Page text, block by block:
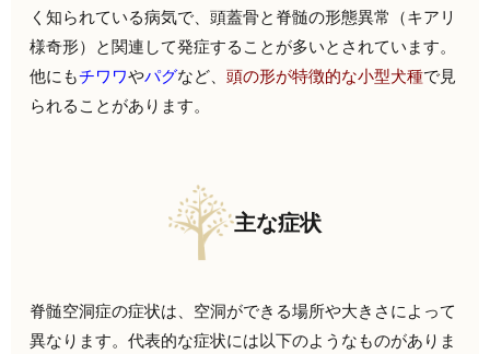
く知られている病気で、頭蓋骨と脊髄の形態異常（キアリ
様奇形）と関連して発症することが多いとされています。
他にもチワワやパグなど、頭の形が特徴的な小型犬種で見
られることがあります。
主な症状
脊髄空洞症の症状は、空洞ができる場所や大きさによって
異なります。代表的な症状には以下のようなものがありま